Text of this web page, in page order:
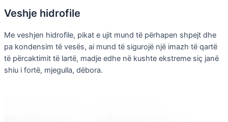
Veshje hidrofile
Me veshjen hidrofile, pikat e ujit mund të përhapen shpejt dhe
pa kondensim të vesës, ai mund të sigurojë një imazh të qartë
të përcaktimit të lartë, madje edhe në kushte ekstreme siç janë
shiu i fortë, mjegulla, dëbora.